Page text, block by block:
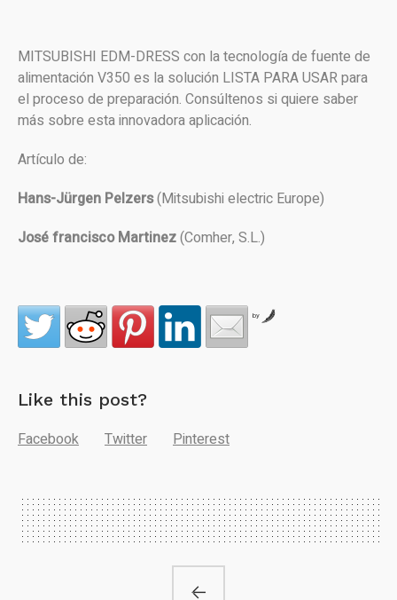
MITSUBISHI EDM-DRESS con la tecnología de fuente de
alimentación V350 es la solución LISTA PARA USAR para
el proceso de preparación. Consúltenos si quiere saber
más sobre esta innovadora aplicación.
Artículo de:
Hans-Jürgen Pelzers(Mitsubishi electric Europe)
José francisco Martinez(Comher, S.L.)
by
Like this post?
Facebook
Twitter Pinterest